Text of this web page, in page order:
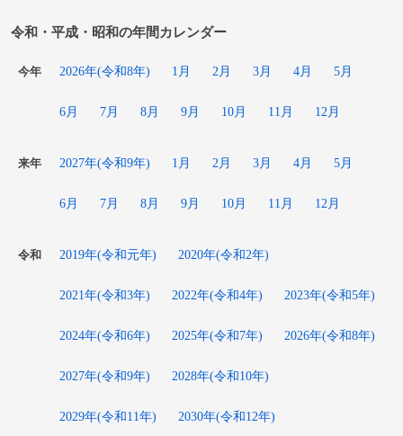
令和・平成・昭和の年間カレンダー
今年 2026年(令和8年) 1月 2月 3月 4月 5月
6月 7月 8月 9月 10月 11月 12月
来年 2027年(令和9年) 1月 2月 3月 4月 5月
6月 7月 8月 9月 10月 11月 12月
令和 2019年(令和元年) 2020年(令和2年)
2021年(令和3年) 2022年(令和4年) 2023年(令和5年)
2024年(令和6年) 2025年(令和7年) 2026年(令和8年)
2027年(令和9年) 2028年(令和10年)
2029年(令和11年) 2030年(令和12年)